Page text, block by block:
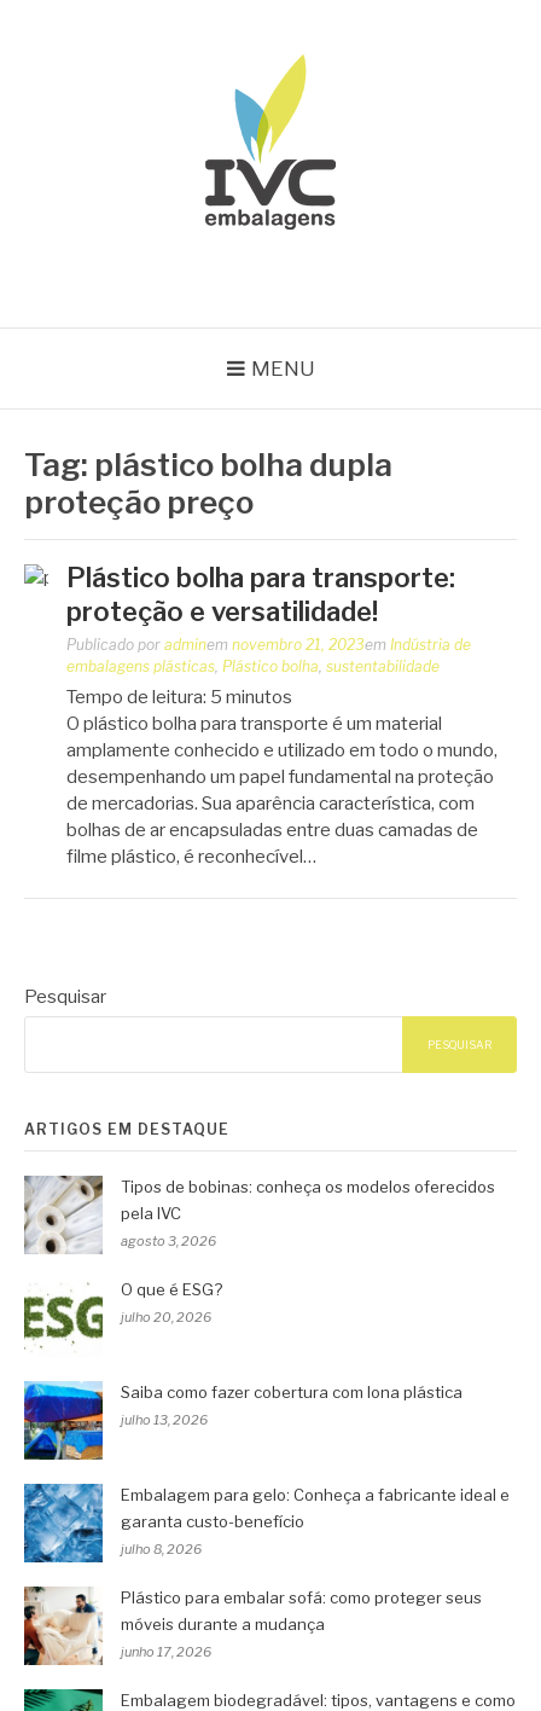
MENU
Tag: plástico bolha dupla
proteção preço
Plástico bolha para transporte:
proteção e versatilidade!
Publicado por adminem novembro 21, 2023em Indústria de
embalagens plásticas, Plástico bolha, sustentabilidade
Tempo de leitura: 5 minutos
O plástico bolha para transporte é um material
amplamente conhecido e utilizado em todo o mundo,
desempenhando um papel fundamental na proteção
de mercadorias. Sua aparência característica, com
bolhas de ar encapsuladas entre duas camadas de
filme plástico, é reconhecível…
Pesquisar
PESQUISAR
ARTIGOS EM DESTAQUE
Tipos de bobinas: conheça os modelos oferecidos
pela IVC
agosto 3, 2026
O que é ESG?
julho 20, 2026
Saiba como fazer cobertura com lona plástica
julho 13, 2026
Embalagem para gelo: Conheça a fabricante ideal e
garanta custo-benefício
julho 8, 2026
Plástico para embalar sofá: como proteger seus
móveis durante a mudança
junho 17, 2026
Embalagem biodegradável: tipos, vantagens e como